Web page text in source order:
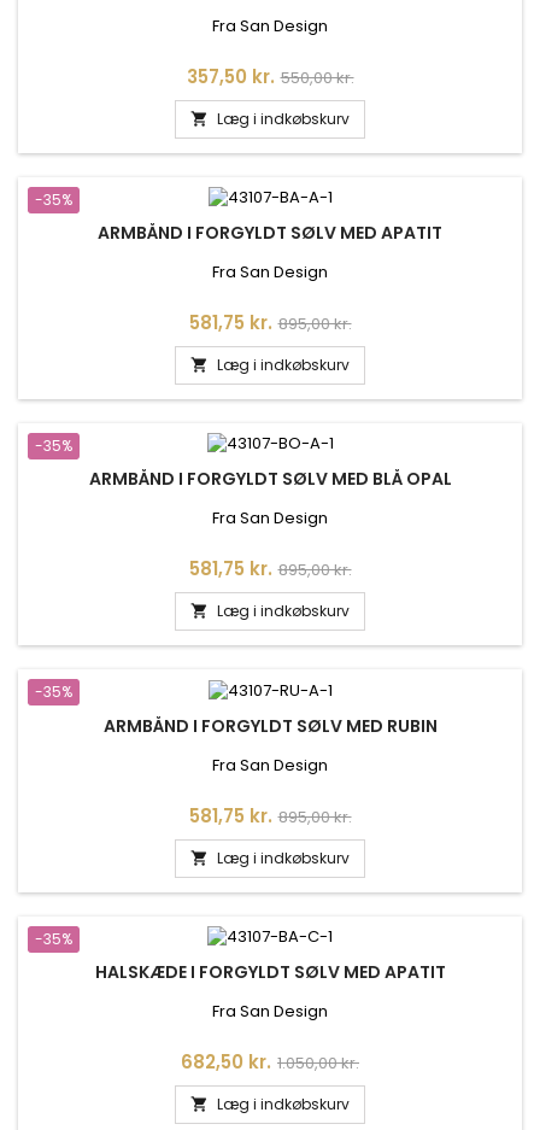
Fra San Design
Pris
357,50 kr. Normalpris
550,00 kr.
 Læg i indkøbskurv
-35%
ARMBÅND I FORGYLDT SØLV MED APATIT
Fra San Design
Pris
581,75 kr. Normalpris
895,00 kr.
 Læg i indkøbskurv
-35%
ARMBÅND I FORGYLDT SØLV MED BLÅ OPAL
Fra San Design
Pris
581,75 kr. Normalpris
895,00 kr.
 Læg i indkøbskurv
-35%
ARMBÅND I FORGYLDT SØLV MED RUBIN
Fra San Design
Pris
581,75 kr. Normalpris
895,00 kr.
 Læg i indkøbskurv
-35%
HALSKÆDE I FORGYLDT SØLV MED APATIT
Fra San Design
Pris
682,50 kr. Normalpris
1.050,00 kr.
 Læg i indkøbskurv